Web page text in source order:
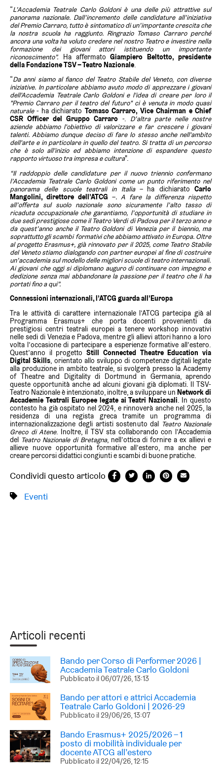
“L’Accademia Teatrale Carlo Goldoni è una delle più attrattive sul
panorama nazionale. Dall’incremento delle candidature all’iniziativa
del Premio Carraro, tutto è sintomatico di un’importante crescita che
la nostra scuola ha raggiunto. Ringrazio Tomaso Carraro perché
ancora una volta ha voluto credere nel nostro Teatro e investire nella
formazione dei giovani attori istituendo un importante
riconoscimento”.
Ha affermatoGiampiero Beltotto, presidente
della Fondazione TSV – Teatro Nazionale.
“Da anni siamo al fianco del Teatro Stabile del Veneto, con diverse
iniziative. In particolare abbiamo avuto modo di apprezzare i giovani
dell'Accademia Teatrale Carlo Goldoni e l'idea di creare per loro il
"Premio Carraro per il teatro del futuro" ci è venuta in modo quasi
naturale- ha dichiarato Tomaso Carraro, Vice Chairman e Chief
CSR Officer del Gruppo Carraro -. D’altra parte nelle nostre
aziende abbiamo l'obiettivo di valorizzare e far crescere i giovani
talenti. Abbiamo dunque deciso di fare lo stesso anche nell'ambito
dell'arte e in particolare in quello del teatro. Si tratta di un percorso
che è solo all'inizio ed abbiamo intenzione di espandere questo
rapporto virtuoso tra impresa e cultura".
“Il raddoppio delle candidature per il nuovo triennio confermano
l’Accademia Teatrale Carlo Goldoni come un punto riferimento nel
panorama delle scuole teatrali in Italia– ha dichiaratoCarlo
Mangolini, direttore dell’ATCG –. A fare la differenza rispetto
all’offerta sul suolo nazionale sono sicuramente l’alto tasso di
ricaduta occupazionale che garantiamo, l’opportunità di studiare in
due sedi prestigiose come il Teatro Verdi di Padova per il terzo anno e
da quest’anno anche il Teatro Goldoni di Venezia per il biennio, ma
soprattutto gli scambi formativi che abbiamo attivato in Europa. Oltre
al progetto Erasmus+, già rinnovato per il 2025, come Teatro Stabile
del Veneto stiamo dialogando con partner europei al fine di costruire
un’accademia sul modello delle migliori scuole di teatro internazionali.
Ai giovani che oggi si diplomano auguro di continuare con impegno e
dedizione senza mai abbandonare la passione per il teatro che li ha
portati fino a qui”.
Connessioni internazionali, l’ATCG guarda all’Europa
Tra le attività di carattere internazionale l’ATCG partecipa già al
Programma Erasmus+ che porta docenti provenienti da
prestigiosi centri teatrali europei a tenere workshop innovativi
nelle sedi di Venezia e Padova, mentre gli allievi attori hanno a loro
volta l’occasione di partecipare a esperienze formative all’estero.
Quest’anno il progettoStill
Connected Theatre Education via
Digital Skills, orientato allo sviluppo di competenze digitali legate
alla produzione in ambito teatrale, si svolgerà presso la Academy
of Theatre and Digitality di Dortmund in Germania, aprendo
queste opportunità anche ad alcuni giovani già diplomati. Il TSV-
Teatro Nazionaleè intenzionato, inoltre, a sviluppare un Network di
Accademie Teatrali Europee legate ai Teatri Nazionali. In questo
contesto ha già ospitato nel 2024, e rinnoverà anche nel 2025, la
residenza di una regista greca tramite un programma di
internazionalizzazione degli artisti sostenuto dal
Teatro Nazionale
Greco di Atene. Inoltre, il TSV sta collaborando con l’Accademia
del Teatro Nazionale di Bretagna, nell’ottica di fornire a ex allievi e
allieve nuove opportunità formative all’estero, ma anche per
creare percorsi didattici congiunti e scambi di buone pratiche.
Condividi questo articolo
Eventi
Articoli recenti
Bando per Corso di Performer 2026 |
Accademia Teatrale Carlo Goldoni
Pubblicato il06/07/26, 13:13
Bando per attori e attrici Accademia
Teatrale Carlo Goldoni | 2026-29
Pubblicato il 29/06/26, 13:07
Bando Erasmus+ 2025/2026 – 1
posto di mobilità individuale per
docente ATCG all’estero
Pubblicato il 22/04/26, 12:15